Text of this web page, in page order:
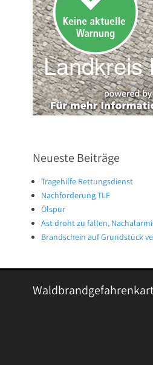
Neueste Beiträge
Tragehilfe Rettungsdienst
Nachforderung TLF
Ölspur
Ast droht zu fallen,
Brandschein auf Grundstück